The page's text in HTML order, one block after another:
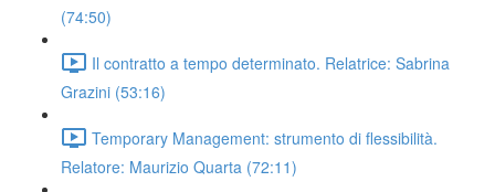
(74:50)
Il contratto a tempo determinato. Relatrice: Sabrina
Grazini (53:16)
Temporary Management: strumento di flessibilità.
Relatore: Maurizio Quarta (72:11)